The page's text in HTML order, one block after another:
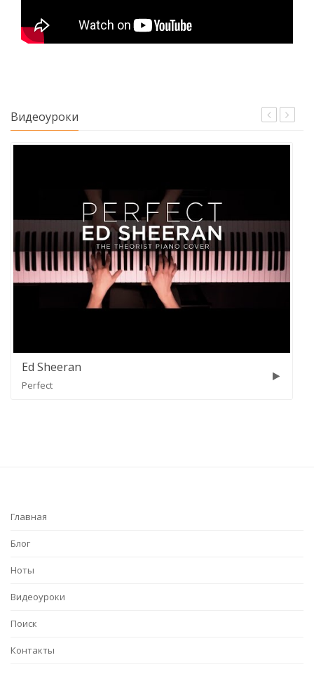
Видеоуроки
Pink
Trustfall
Главная
Блог
Ноты
Видеоуроки
Поиск
Контакты